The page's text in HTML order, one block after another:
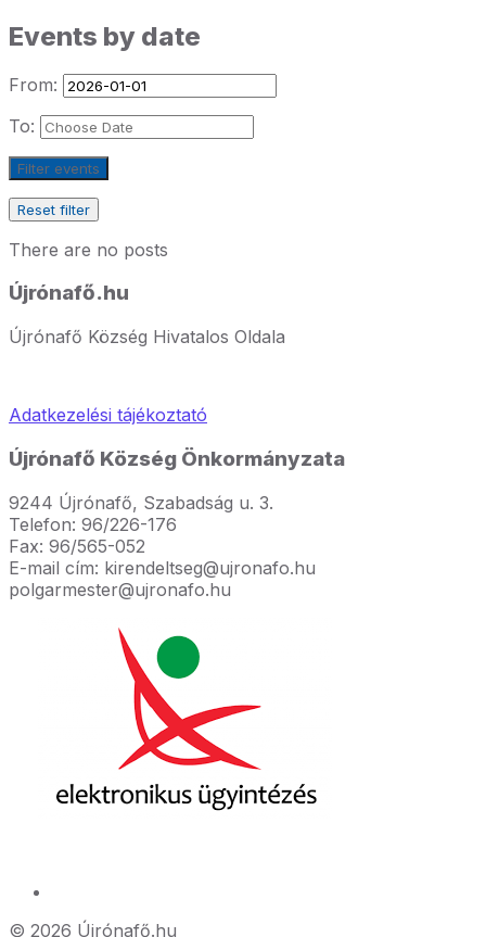
Events by date
From:
To:
Filter events
Reset filter
There are no posts
Újrónafő.hu
Újrónafő Község Hivatalos Oldala
Adatkezelési tájékoztató
Újrónafő Község Önkormányzata
9244 Újrónafő, Szabadság u. 3.
Telefon: 96/226-176
Fax: 96/565-052
E-mail cím: kirendeltseg@ujronafo.hu
polgarmester@ujronafo.hu
© 2026 Újrónafő.hu